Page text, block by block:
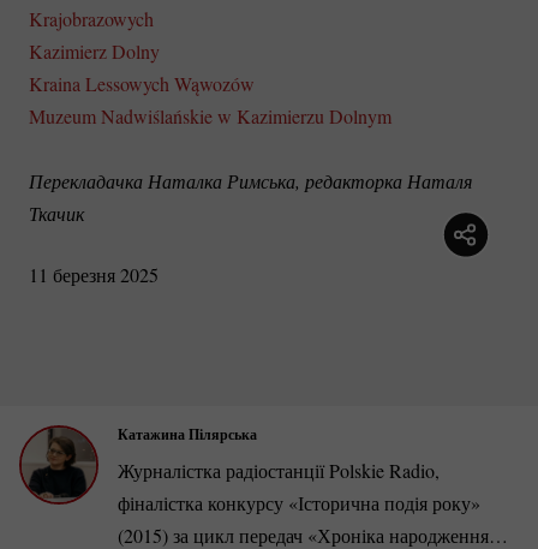
Krajobrazowych
Kazimierz Dolny
Kraina Lessowych Wąwozów
Muzeum Nadwiślańskie w Kazimierzu Dolnym
Перекладачка Наталка Римська, редакторка Наталя
Ткачик
11 березня 2025
Катажина Пілярська
Журналістка радіостанції Polskie Radio,
фіналістка конкурсу «Історична подія року»
(2015) за цикл передач «Хроніка народження